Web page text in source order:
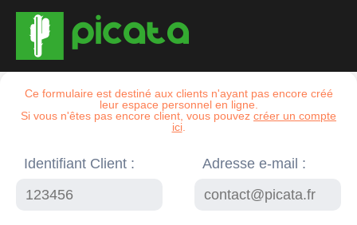
Ce formulaire est destiné aux clients n'ayant pas encore créé
leur espace personnel en ligne.
Si vous n'êtes pas encore client, vous pouvez créer un compte
ici.
Identifiant Client : Adresse e-mail :